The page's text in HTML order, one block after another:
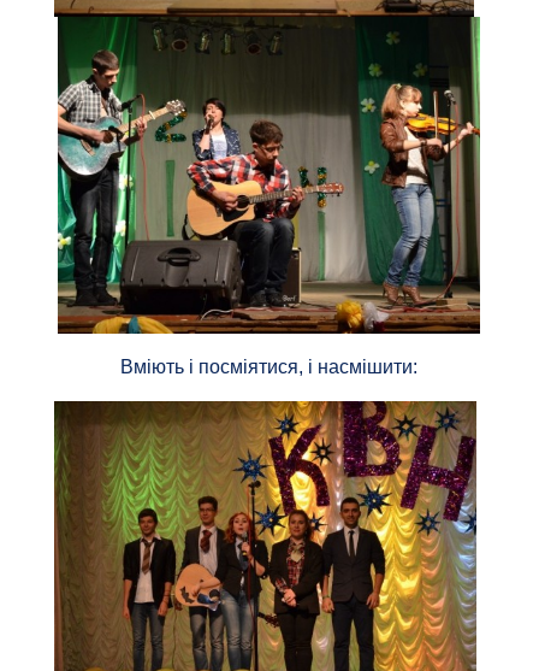
Вміють і посміятися, і насмішити: